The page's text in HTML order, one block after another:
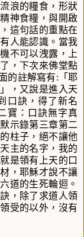
浪的糧食，形狀
神食糧，與開啟
這句話的重點在
人能認識。當我
不可以洩露，上
，下次來佛堂點
的註解寫有: 「耶
， 又說是進入天
口訣，得了新名
寶：口訣無字真
示錄第三章第二
柱子，絕不讓他
主的名字，我的
是領有上天的口
，耶穌才說不讓
道的生死輪迴。
，除了求道人領
受的以外，沒有